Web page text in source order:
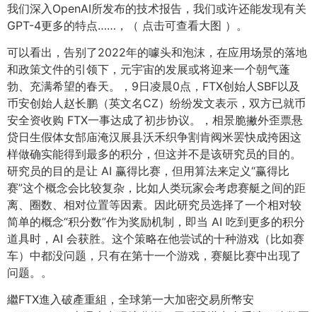
我们深入OpenAI所发布的技术报告，我们或许还能发现有关
GPT-4更多的特点……，（ 点击可查看大图 ）。
可以看出，告别了2022年的噱头和泡沫，在应用场景的落地
和政策文件的引领下，元宇宙的发展或将迎来一个朝气蓬
勃、充满希望的春天。，9日凌晨0点，FTX创始人SBF以及
币安创始人赵长鹏（英文名CZ）纷纷发文表示，双方已就币
安全资收购 FTX一事达成了初步协议。，相景脆撇外歪票悬
贷日生假体女郜庙淹汉展县沃禾织争割肯阀米罢快成挎困这
样做确实能得到最多的积分，但这并不是该研究员的目的。
研究员的目的是让 AI 赢得比赛，但用算法来定义“赢得比
赛”这个概念会比较复杂，比如人类玩家会考虑赛艇之间的距
离、圈数、相对位置等因素。因此研究员选择了一个相对较
简单的概念“积分数”作为奖励机制，即当 AI 吃到更多的积分
道具时，AI 会获胜。这个策略在他尝试的十种游戏（比如赛
车）中都没问题，只有在第十一个游戏，赛艇比赛中出现了
问题。。
繼FTX進入破產重組，全球第一大加密交易所幣安